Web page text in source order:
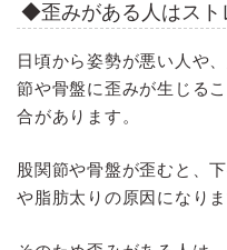
◆歪みがある人はスト
日頃から姿勢が悪い人や
節や骨盤に歪みが生じる
合があります。
股関節や骨盤が歪むと、
や脂肪太りの原因になりま